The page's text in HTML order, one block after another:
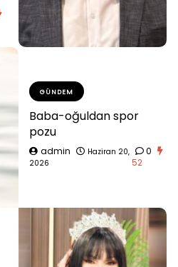
GÜNDEM
Baba-oğuldan spor
pozu
admin
Haziran 20,
2026
0
52